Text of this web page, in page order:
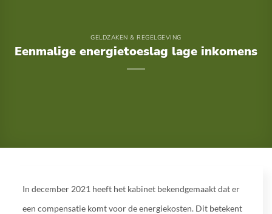
GELDZAKEN & REGELGEVING
Eenmalige energietoeslag lage inkomens
In december 2021 heeft het kabinet bekendgemaakt dat er
een compensatie komt voor de energiekosten. Dit betekent